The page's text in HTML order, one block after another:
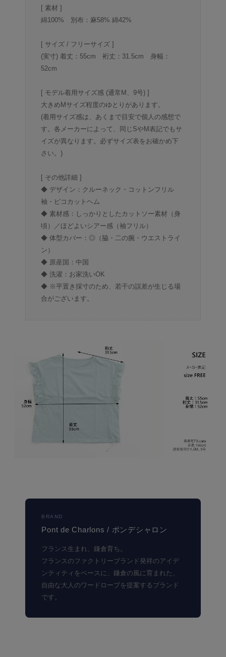
[ 素材 ]
綿100% 別布：麻58% 綿42%
[ サイズ / フリーサイズ ]
(実寸) 着丈：55cm 裄丈：31.5cm 身幅：
52cm
[ モデル着用サイズ感 (通常M、9号) ]
大きめMサイズ程度のゆとりがあります。
(着用サイズ感は、あくまで目安で個人の感想で
す。各メーカーによって、同じSやM表記でもサ
イズが異なります。必ずサイズ表をお確かめ下
さい。)
[ その他詳細 ]
◆ デザイン：クルーネック・コットンフリル
袖・ピコカットヘム
◆ 素材感：しっかりとしたカットソー素材（身
頃）／ほどよいシアー感（袖フリル）
◆ 体型カバー：◎（脇・二の腕・ウエストライ
ン）
◆ 原産国：中国
◆ 洗濯：お家洗いOK
◆ ※平置き採寸のため、若干の誤差が生じる場
合がございます。
BRAND
Pont de Charlons / ポンデシャロン
フランス生まれ、鎌倉育ち。
フランスのファクトリーブランド発祥のアイデ
ンティティをベースに、鎌倉の風に育まれた、
自由な大人のワードローブを提案するブランド
です。